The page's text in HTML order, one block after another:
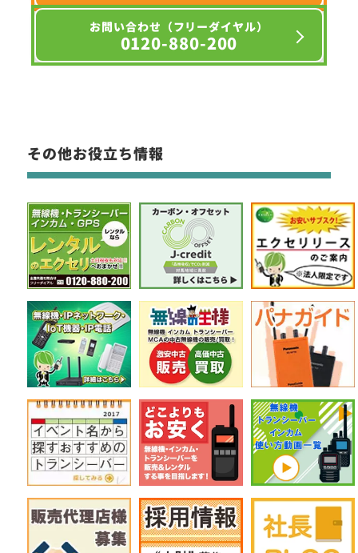
お問い合わせ（フリーダイヤル）
0120-880-200
その他お役立ち情報